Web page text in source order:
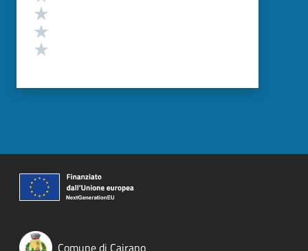
Comune di Cairano